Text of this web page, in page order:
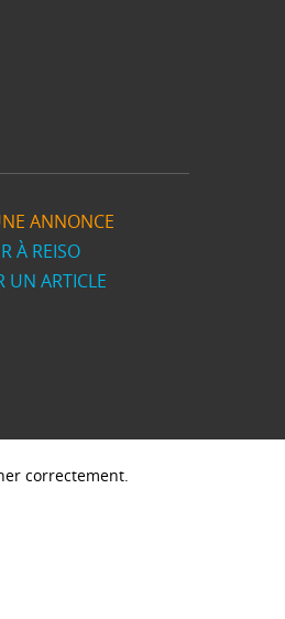
ANNONCE
À REISO
UN ARTICLE
correctement.